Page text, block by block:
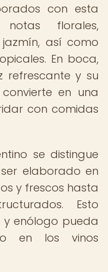
con esta
florales,
así como
En boca,
refrescante y su
en una
con comidas
se distingue
elaborado en
y frescos hasta
Esto
enólogo pueda
en los vinos